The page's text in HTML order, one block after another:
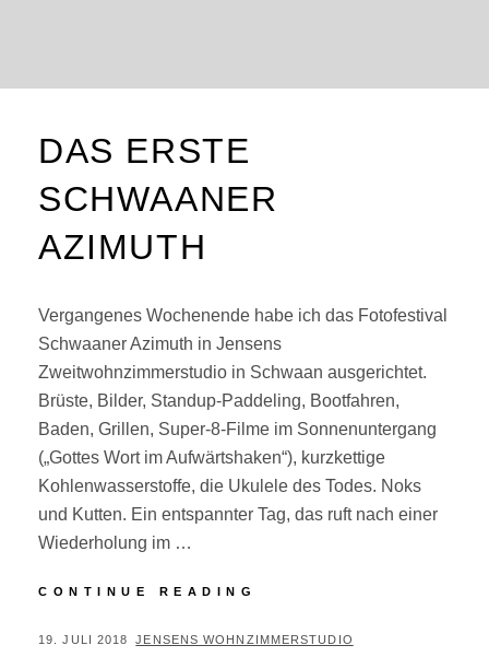
DAS ERSTE
SCHWAANER
AZIMUTH
Vergangenes Wochenende habe ich das Fotofestival
Schwaaner Azimuth in Jensens
Zweitwohnzimmerstudio in Schwaan ausgerichtet.
Brüste, Bilder, Standup-Paddeling, Bootfahren,
Baden, Grillen, Super-8-Filme im Sonnenuntergang
(„Gottes Wort im Aufwärtshaken“), kurzkettige
Kohlenwasserstoffe, die Ukulele des Todes. Noks
und Kutten. Ein entspannter Tag, das ruft nach einer
Wiederholung im …
CONTINUE READING
SCHWAANER
POSTED
19. JULI 2018 BY
JENSENS WOHNZIMMERSTUDIO